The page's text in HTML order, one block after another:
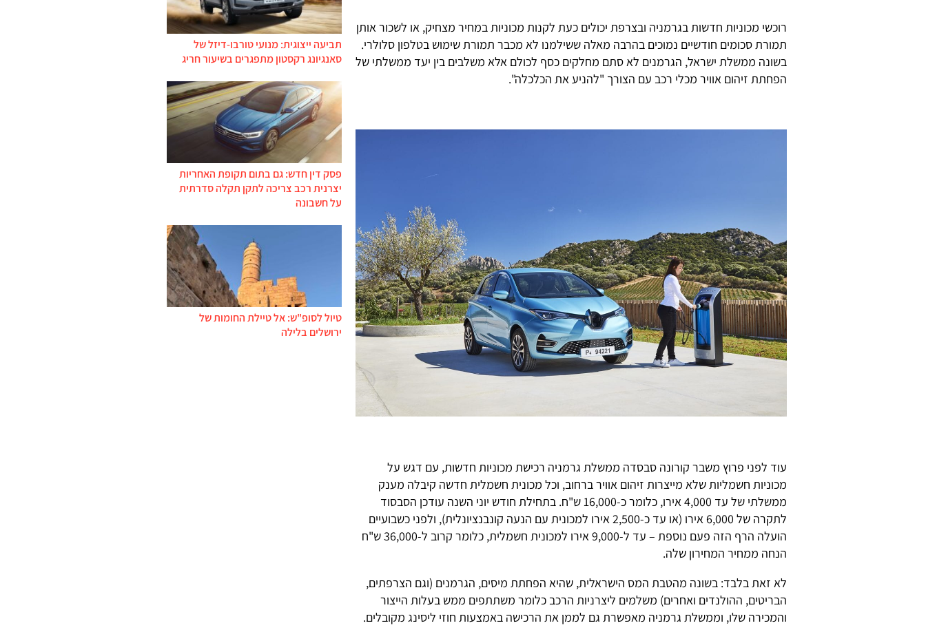
רוכשי מכוניות חדשות בגרמניה ובצרפת יכולים כעת לקנות מכוניות במחיר מצחיק, או לשכור אותן
תמורת סכומים חודשיים נמוכים בהרבה מאלה ששילמנו לא מכבר תמורת שימוש בטלפון סלולרי.
בשונה ממשלת ישראל, הגרמנים לא סתם מחלקים כסף לכולם אלא משלבים בין יעד ממשלתי של
הפחתת זיהום אוויר מכלי רכב עם הצורך "להניע את הכלכלה".
עוד לפני פרוץ משבר קורונה סבסדה ממשלת גרמניה רכישת מכוניות חדשות, עם דגש על
מכוניות חשמליות שלא מייצרות זיהום אוויר ברחוב, וכל מכונית חשמלית חדשה קיבלה מענק
ממשלתי של עד 4,000 אירו, כלומר כ-16,000 ש"ח. בתחילת חודש יוני השנה עודכן הסבסוד
לתקרה של 6,000 אירו (או עד כ-2,500 אירו למכונית עם הנעה קונבנציונלית), ולפני כשבועיים
הועלה הרף הזה פעם נוספת – עד ל-9,000 אירו למכונית חשמלית, כלומר קרוב ל-36,000 ש"ח
הנחה ממחיר המחירון שלה.
לא זאת בלבד: בשונה מהטבת המס הישראלית, שהיא הפחתת מיסים, הגרמנים (וגם הצרפתים,
הבריטים, ההולנדים ואחרים) משלמים ליצרניות הרכב כלומר משתתפים ממש בעלות הייצור
והמכירה שלו, וממשלת גרמניה מאפשרת גם לממן את הרכישה באמצעות חוזי ליסינג מקובלים.
תביעה ייצוגית: מנועי טורבו-דיזל של
סאנגיונג רקסטון מתפגרים בשיעור חריג
פסק דין חדש: גם בתום תקופת האחריות
יצרנית רכב צריכה לתקן תקלה סדרתית
על חשבונה
טיול לסופ"ש: אל טיילת החומות של
ירושלים בלילה